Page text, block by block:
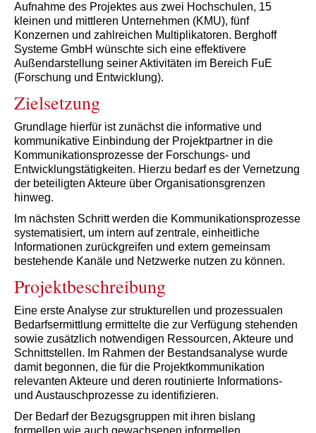
Aufnahme des Projektes aus zwei Hochschulen, 15
kleinen und mittleren Unternehmen (KMU), fünf
Konzernen und zahlreichen Multiplikatoren. Berghoff
Systeme GmbH wünschte sich eine effektivere
Außendarstellung seiner Aktivitäten im Bereich FuE
(Forschung und Entwicklung).
Zielsetzung
Grundlage hierfür ist zunächst die informative und
kommunikative Einbindung der Projektpartner in die
Kommunikationsprozesse der Forschungs- und
Entwicklungstätigkeiten. Hierzu bedarf es der Vernetzung
der beteiligten Akteure über Organisationsgrenzen
hinweg.
Im nächsten Schritt werden die Kommunikationsprozesse
systematisiert, um intern auf zentrale, einheitliche
Informationen zurückgreifen und extern gemeinsam
bestehende Kanäle und Netzwerke nutzen zu können.
Projektbeschreibung
Eine erste Analyse zur strukturellen und prozessualen
Bedarfsermittlung ermittelte die zur Verfügung stehenden
sowie zusätzlich notwendigen Ressourcen, Akteure und
Schnittstellen. Im Rahmen der Bestandsanalyse wurde
damit begonnen, die für die Projektkommunikation
relevanten Akteure und deren routinierte Informations-
und Austauschprozesse zu identifizieren.
Der Bedarf der Bezugsgruppen mit ihren bislang